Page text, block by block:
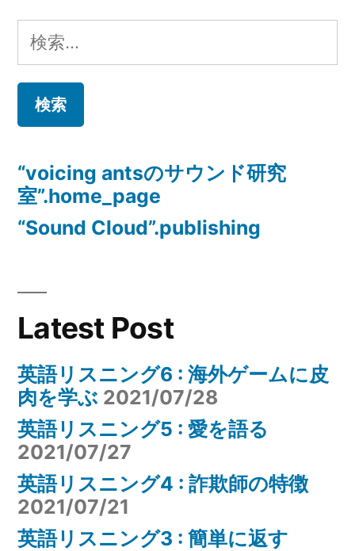
ビ
ー
シ
ン
検
索:
“voicing antsのサウンド研究
室”.home_page
“Sound Cloud”.publishing
Latest Post
英語リスニング6 : 海外ゲームに皮
肉を学ぶ 2021/07/28
英語リスニング5 : 愛を語る
2021/07/27
英語リスニング4 : 詐欺師の特徴
2021/07/21
英語リスニング3 : 簡単に返す